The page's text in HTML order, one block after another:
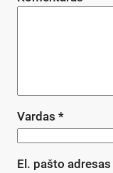
Vardas *
El. pašto adresas